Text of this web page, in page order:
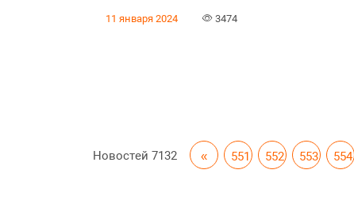
11 января 2024 3474
Новостей7132 « 551 552 553 554